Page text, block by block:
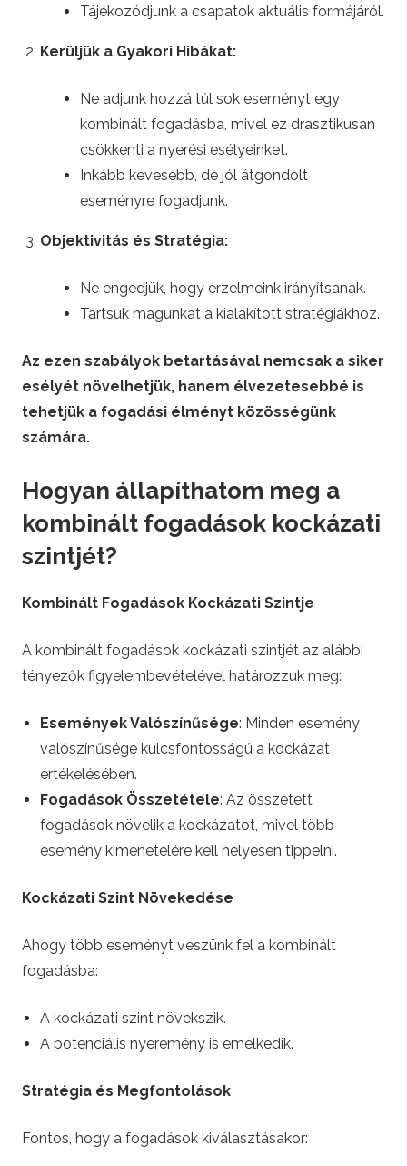
Tájékozódjunk a csapatok aktuális formájáról.
Kerüljük a Gyakori Hibákat:
Ne adjunk hozzá túl sok eseményt egy
kombinált fogadásba, mivel ez drasztikusan
csökkenti a nyerési esélyeinket.
Inkább kevesebb, de jól átgondolt
eseményre fogadjunk.
Objektivitás és Stratégia:
Ne engedjük, hogy érzelmeink irányítsanak.
Tartsuk magunkat a kialakított stratégiákhoz.
Az ezen szabályok betartásával nemcsak a siker
esélyét növelhetjük, hanem élvezetesebbé is
tehetjük a fogadási élményt közösségünk
számára.
Hogyan állapíthatom meg a
kombinált fogadások kockázati
szintjét?
Kombinált Fogadások Kockázati Szintje
A kombinált fogadások kockázati szintjét az alábbi
tényezők figyelembevételével határozzuk meg:
Események Valószínűsége: Minden esemény
valószínűsége kulcsfontosságú a kockázat
értékelésében.
Fogadások Összetétele: Az összetett
fogadások növelik a kockázatot, mivel több
esemény kimenetelére kell helyesen tippelni.
Kockázati Szint Növekedése
Ahogy több eseményt veszünk fel a kombinált
fogadásba:
A kockázati szint növekszik.
A potenciális nyeremény is emelkedik.
Stratégia és Megfontolások
Fontos, hogy a fogadások kiválasztásakor: